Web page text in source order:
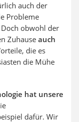
auch der
Probleme
obwohl der
Zuhause auch
die es
die Mühe
hat unsere
dafür. Wir